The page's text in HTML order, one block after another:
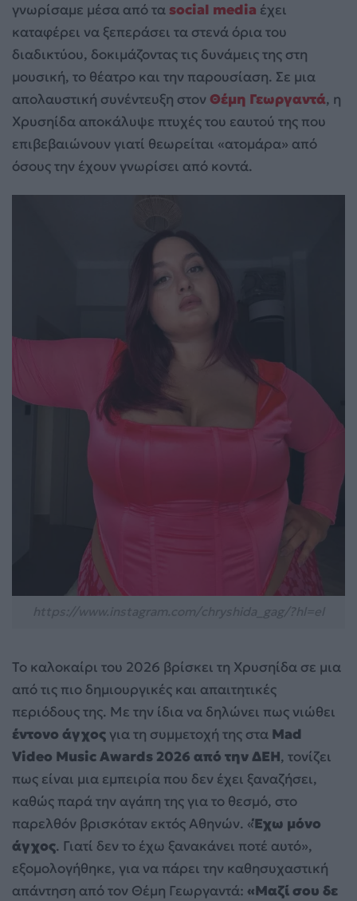
γνωρίσαμε μέσα από τα social media έχει
καταφέρει να ξεπεράσει τα στενά όρια του
διαδικτύου, δοκιμάζοντας τις δυνάμεις της στη
μουσική, το θέατρο και την παρουσίαση. Σε μια
απολαυστική συνέντευξη στον Θέμη Γεωργαντά, η
Χρυσηίδα αποκάλυψε πτυχές του εαυτού της που
επιβεβαιώνουν γιατί θεωρείται «ατομάρα» από
όσους την έχουν γνωρίσει από κοντά.
Το καλοκαίρι του 2026 βρίσκει τη Χρυσηίδα σε μια
από τις πιο δημιουργικές και απαιτητικές
περιόδους της. Με την ίδια να δηλώνει πως νιώθει
έντονο άγχος για τη συμμετοχή της στα Mad
Video Music Awards 2026 από την ΔΕΗ, τονίζει
πως είναι μια εμπειρία που δεν έχει ξαναζήσει,
καθώς παρά την αγάπη της για το θεσμό, στο
παρελθόν βρισκόταν εκτός Αθηνών. «Έχω μόνο
άγχος. Γιατί δεν το έχω ξανακάνει ποτέ αυτό»,
εξομολογήθηκε, για να πάρει την καθησυχαστική
απάντηση από τον Θέμη Γεωργαντά: «Μαζί σου δε